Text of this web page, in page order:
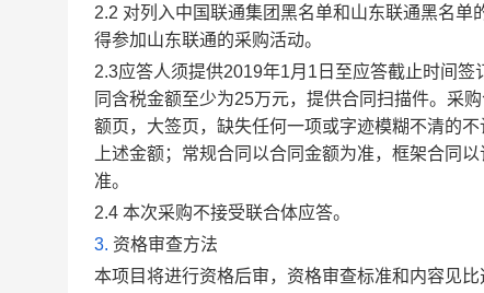
2.2 对列入中国联通集团黑名单和山东联通黑名
得参加山东联通的采购活动。
2.3应答人须提供2019年1月1日至应答截止时间
同含税金额至少为25万元，提供合同扫描件。采
额页，大签页，缺失任何一项或字迹模糊不清的
上述金额；常规合同以合同金额为准，框架合同
准。
2.4 本次采购不接受联合体应答。
3. 资格审查方法
本项目将进行资格后审，资格审查标准和内容见